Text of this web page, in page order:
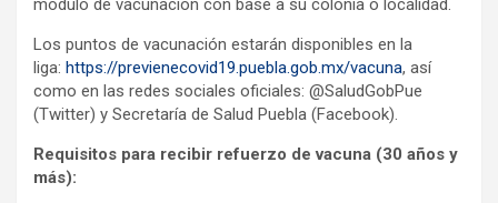
módulo de vacunación con base a su colonia o localidad.
Los puntos de vacunación estarán disponibles en la
liga: https://previenecovid19.puebla.gob.mx/vacuna, así
como en las redes sociales oficiales: @SaludGobPue
(Twitter) y Secretaría de Salud Puebla (Facebook).
Requisitos para recibir refuerzo de vacuna (30 años y
más):